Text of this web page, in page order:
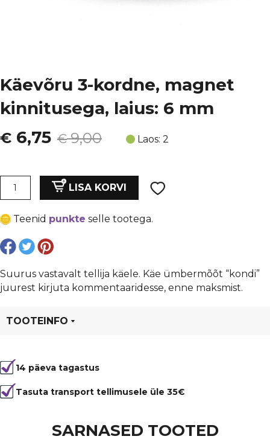
Käevõru 3-kordne, magnet
kinnitusega, laius: 6 mm
€9,00
Algne
oli:
€ 9,00.
€ 6,75
Current
is:
€ 6,75.
Laos: 2
Käevõru
magnet
kinnitusega,
laius:
mm
kogus
LISA KORVI
Teenid punkte selle tootega.
Suurus vastavalt tellija käele. Käe ümbermõõt “kondi”
juurest kirjuta kommentaaridesse, enne maksmist.
TOOTEINFO
14 päeva tagastus
Tasuta transport tellimusele üle 35€
SARNASED TOOTED